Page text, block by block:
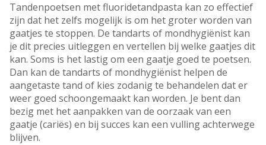
Tandenpoetsen met fluoridetandpasta kan zo effectief
zijn dat het zelfs mogelijk is om het groter worden van
gaatjes te stoppen. De tandarts of mondhygiënist kan
je dit precies uitleggen en vertellen bij welke gaatjes dit
kan. Soms is het lastig om een gaatje goed te poetsen.
Dan kan de tandarts of mondhygiënist helpen de
aangetaste tand of kies zodanig te behandelen dat er
weer goed schoongemaakt kan worden. Je bent dan
bezig met het aanpakken van de oorzaak van een
gaatje (cariës) en bij succes kan een vulling achterwege
blijven.